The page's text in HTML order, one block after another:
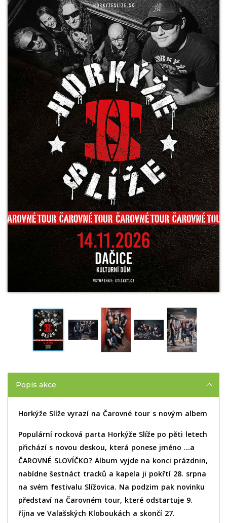
Popis akce
Horkýže Slíže vyrazí na Čarovné tour s novým albem
Populární rocková parta Horkýže Slíže po pěti letech
přichází s novou deskou, která ponese jméno …a
ČAROVNÉ SLOVÍČKO? Album vyjde na konci prázdnin,
nabídne šestnáct tracků a kapela ji pokřtí 28. srpna
na svém festivalu Slížovica. Na podzim pak novinku
představí na Čarovném tour, které odstartuje 9.
října ve Valašských Kloboukách a skončí 27.